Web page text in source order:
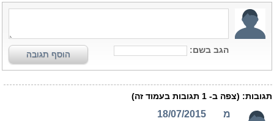
הגב בשם: הוסף תגובה
תגובות: (צפה ב- 1 תגובות בעמוד זה)
מ
18/07/2015